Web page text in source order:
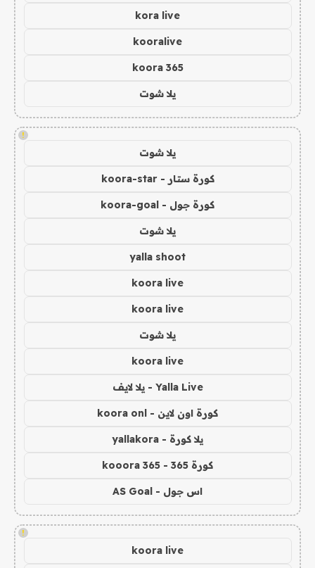
kora live
kooralive
koora 365
يلا شوت
!
يلا شوت
كورة ستار - koora-star
كورة جول - koora-goal
يلا شوت
yalla shoot
koora live
koora live
يلا شوت
koora live
Yalla Live - يلا لايف
كورة اون لاين - koora onl
يلا كورة - yallakora
كورة 365 - kooora 365
اس جول - AS Goal
!
koora live